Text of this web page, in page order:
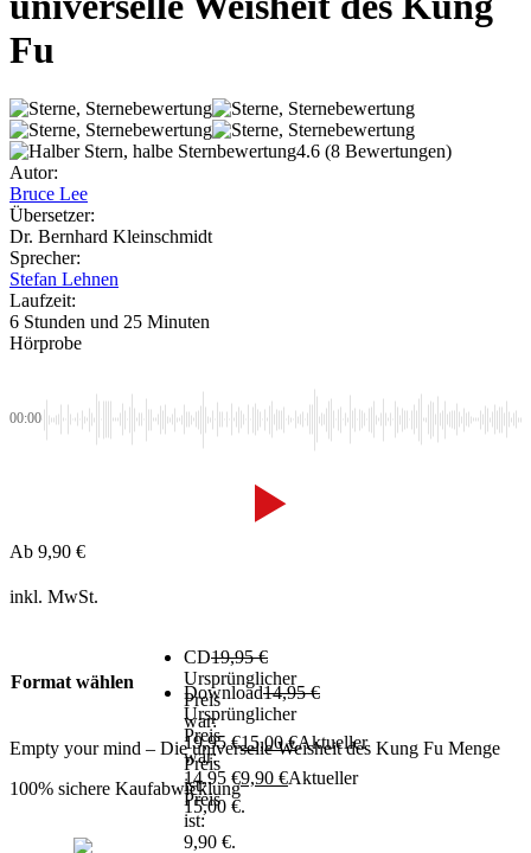
Fu
4.6 (8 Bewertungen)
Autor:
Bruce Lee
Übersetzer:
Dr. Bernhard Kleinschmidt
Sprecher:
Stefan Lehnen
Laufzeit:
6 Stunden und 25 Minuten
Hörprobe
00:00
Ab 9,90 €
inkl. MwSt.
Format wählen
CD19,95€
Ursprünglicher
Preis
war:
19,95 €15,00€Aktueller
Preis
ist:
15,00 €.
Download14,95€
Ursprünglicher
Preis
war:
14,95 €9,90 €Aktueller
Preis
ist:
9,90 €.
Empty your mind – Die universelle Weisheit des Kung Fu Menge
100% sichere Kaufabwicklung